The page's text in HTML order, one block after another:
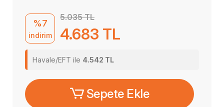
%7
indirim
5.035 TL
4.683 TL
Havale/EFT ile 4.542 TL
Sepete Ekle